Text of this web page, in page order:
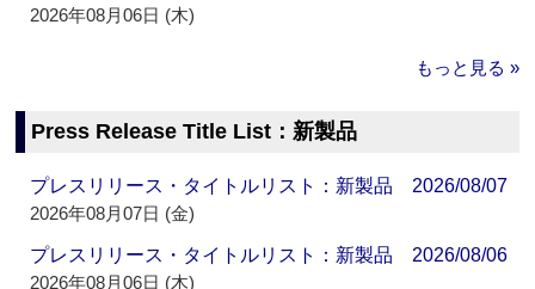
2026年08月06日 (木)
もっと見る »
Press Release Title List：新製品
プレスリリース・タイトルリスト：新製品 2026/08/07
2026年08月07日 (金)
プレスリリース・タイトルリスト：新製品 2026/08/06
2026年08月06日 (木)